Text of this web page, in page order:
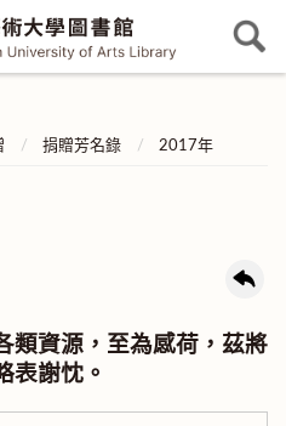
捐贈芳名錄 2017年
類資源，至為感荷，茲將
表謝忱。